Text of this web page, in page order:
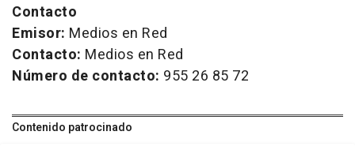
Contacto
Emisor: Medios en Red
Contacto: Medios en Red
Número de contacto: 955 26 85 72
Contenido patrocinado